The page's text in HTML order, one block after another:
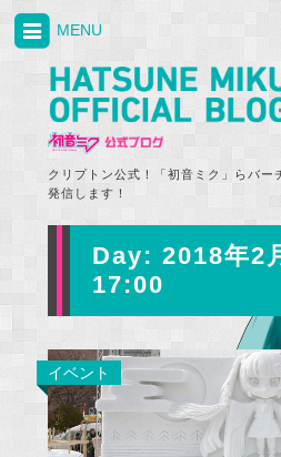
クリプトン公式！「初音ミク」らバー
発信します！
MENU
Day: 2018年2
17:00
イベント